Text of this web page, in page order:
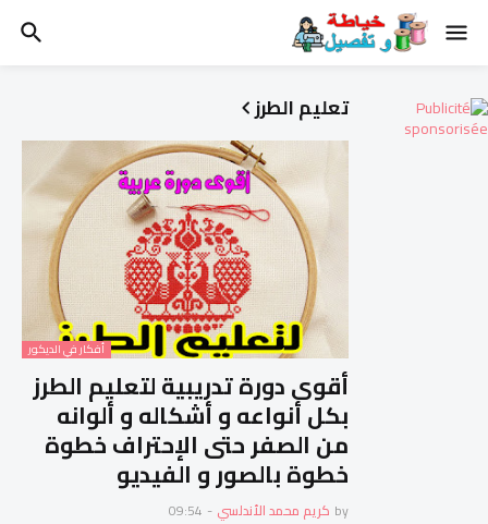
تعليم الطرز
أفكار في الديكور
أقوى دورة تدريبية لتعليم الطرز
بكل أنواعه و أشكاله و ألوانه
من الصفر حتى الإحتراف خطوة
خطوة بالصور و الفيديو
by كريم محمد الأندلسي -
09:54